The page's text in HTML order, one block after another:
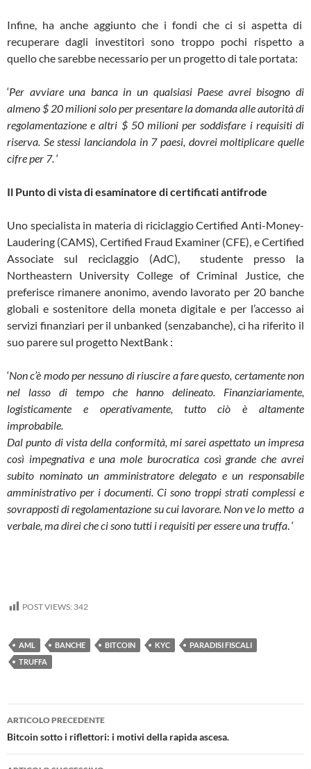
Infine, ha anche aggiunto che i fondi che ci si aspetta di
recuperare dagli investitori sono troppo pochi rispetto a
quello che sarebbe necessario per un progetto di tale portata:
‘Per avviare una banca in un qualsiasi Paese avrei bisogno di
almeno $ 20 milioni solo per presentare la domanda alle autorità di
regolamentazione e altri $ 50 milioni per soddisfare i requisiti di
riserva. Se stessi lanciandola in 7 paesi, dovrei moltiplicare quelle
cifre per 7.‘
Il Punto di vista di esaminatore di certificati antifrode
Uno specialista in materia di riciclaggio Certified Anti-Money-
Laudering (CAMS), Certified Fraud Examiner (CFE), e Certified
Associate sul reciclaggio (AdC), studente presso la
Northeastern University College of Criminal Justice, che
preferisce rimanere anonimo, avendo lavorato per 20 banche
globali e sostenitore della moneta digitale e per l’accesso ai
servizi finanziari per il unbanked (senzabanche), ci ha riferito il
suo parere sul progetto NextBank :
‘Non c’è modo per nessuno di riuscire a fare questo, certamente non
nel lasso di tempo che hanno delineato. Finanziariamente,
logisticamente e operativamente, tutto ciò è altamente
improbabile.
Dal punto di vista della conformità, mi sarei aspettato un impresa
così impegnativa e una mole burocratica così grande che avrei
subito nominato un amministratore delegato e un responsabile
amministrativo per i documenti. Ci sono troppi strati complessi e
sovrapposti di regolamentazione su cui lavorare. Non ve lo metto a
verbale, ma direi che ci sono tutti i requisiti per essere una truffa. ‘
POST VIEWS: 342
AML BANCHE BITCOIN KYC
PARADISI FISCALI
TRUFFA
Navigazione
articolo
ARTICOLO PRECEDENTE
Bitcoin sotto i riflettori: i motivi della rapida ascesa.